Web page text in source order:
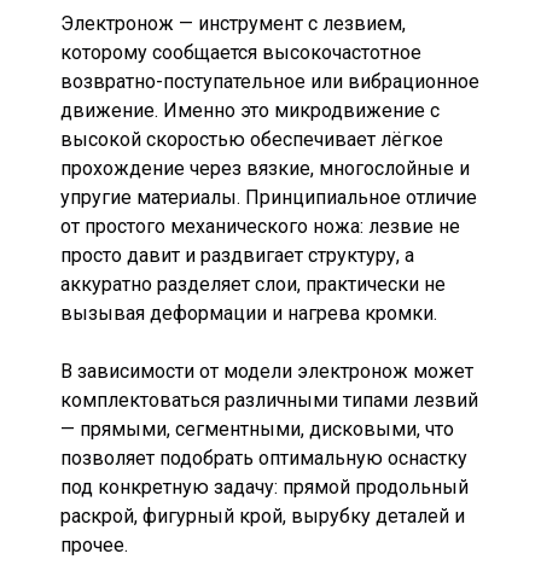
Электронож — инструмент с лезвием,
которому сообщается высокочастотное
возвратно-поступательное или вибрационное
движение. Именно это микродвижение с
высокой скоростью обеспечивает лёгкое
прохождение через вязкие, многослойные и
упругие материалы. Принципиальное отличие
от простого механического ножа: лезвие не
просто давит и раздвигает структуру, а
аккуратно разделяет слои, практически не
вызывая деформации и нагрева кромки.
В зависимости от модели электронож может
комплектоваться различными типами лезвий
— прямыми, сегментными, дисковыми, что
позволяет подобрать оптимальную оснастку
под конкретную задачу: прямой продольный
раскрой, фигурный крой, вырубку деталей и
прочее.